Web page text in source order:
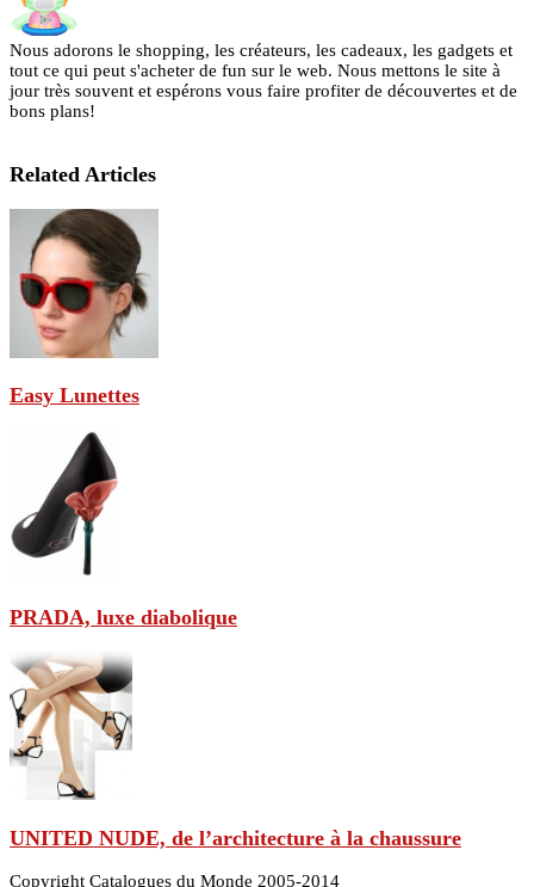
Nous adorons le shopping, les créateurs, les cadeaux, les gadgets et
tout ce qui peut s'acheter de fun sur le web. Nous mettons le site à
jour très souvent et espérons vous faire profiter de découvertes et de
bons plans!
Related Articles
Easy Lunettes
PRADA, luxe diabolique
UNITED NUDE, de l’architecture à la chaussure
Copyright Catalogues du Monde 2005-2014